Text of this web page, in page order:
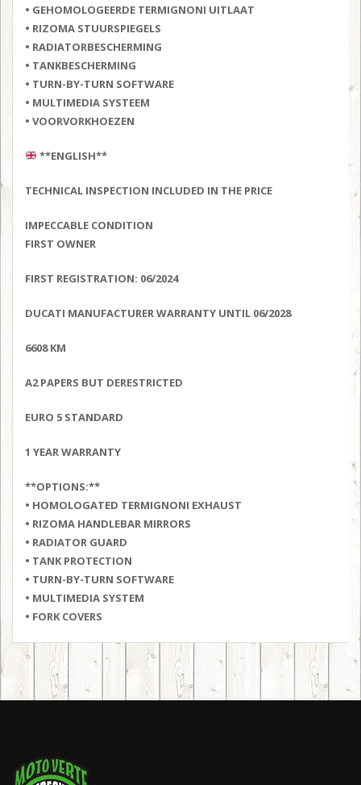
• GEHOMOLOGEERDE TERMIGNONI UITLAAT
• RIZOMA STUURSPIEGELS
• RADIATORBESCHERMING
• TANKBESCHERMING
• TURN-BY-TURN SOFTWARE
• MULTIMEDIA SYSTEEM
• VOORVORKHOEZEN
**ENGLISH**
TECHNICAL INSPECTION INCLUDED IN THE PRICE
IMPECCABLE CONDITION
FIRST OWNER
FIRST REGISTRATION: 06/2024
DUCATI MANUFACTURER WARRANTY UNTIL 06/2028
6608 KM
A2 PAPERS BUT DERESTRICTED
EURO 5 STANDARD
1 YEAR WARRANTY
**OPTIONS:**
• HOMOLOGATED TERMIGNONI EXHAUST
• RIZOMA HANDLEBAR MIRRORS
• RADIATOR GUARD
• TANK PROTECTION
• TURN-BY-TURN SOFTWARE
• MULTIMEDIA SYSTEM
• FORK COVERS